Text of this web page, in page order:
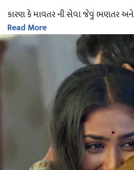
કારણ કે માવતર ની સેવા જેવું ભણતર અને
માં-બાપ જેવા ગુરુ જેની પાસે હોય તેની
DETAILS જાણવાની કોઈ જરુર જ નથી...
~ ?? જય લંકેશ ??
Read More